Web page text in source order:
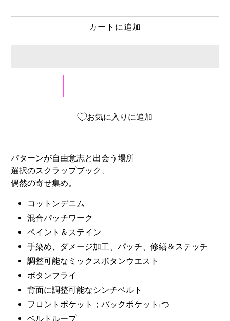
カートに追加
お気に入りに追加
パターンが自由意志と出会う場所
選択のスクラップブック、
偶然の寄せ集め。
コットンデニム
混合パッチワーク
ペイント＆ステイン
手染め、ダメージ加工、パッチ、修繕＆ステッチ
調整可能なミックスボタンウエスト
ボタンフライ
背面に調整可能なシンチベルト
フロントポケット；バックポケット1つ
ベルトループ